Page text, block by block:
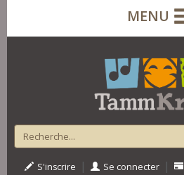
MENU
S'inscrire | Se connecter |